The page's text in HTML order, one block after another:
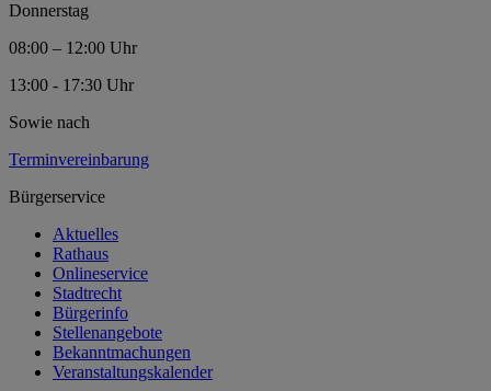
Donnerstag
08:00 – 12:00 Uhr
13:00 - 17:30 Uhr
Sowie nach
Terminvereinbarung
Bürgerservice
Aktuelles
Rathaus
Onlineservice
Stadtrecht
Bürgerinfo
Stellenangebote
Bekanntmachungen
Veranstaltungskalender